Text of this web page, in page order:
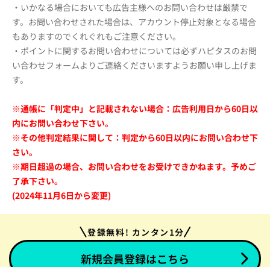
・いかなる場合においても広告主様へのお問い合わせは厳禁で
す。お問い合わせされた場合は、アカウント停止対象となる場合
もありますのでくれぐれもご注意ください。
・ポイントに関するお問い合わせについては必ずハピタスのお問
い合わせフォームよりご連絡くださいますようお願い申し上げま
す。
※通帳に「判定中」と記載されない場合：広告利用日から60日以
内にお問い合わせ下さい。
※その他判定結果に関して：判定から60日以内にお問い合わせ下
さい。
※期日超過の場合、お問い合わせをお受けできかねます。予めご
了承下さい。
(2024年11月6日から変更)
登録無料! カンタン1分
新規会員登録はこちら